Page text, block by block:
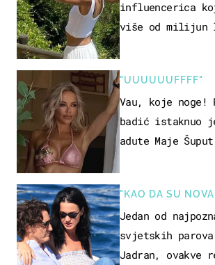
influencerica
više od milijun
"UUUUUUFFFF"
Vau, koje noge!
badić istaknuo
adute Maje Šuput
"KAO DA SU
Jedan od
svjetskih
Jadran, ovakve